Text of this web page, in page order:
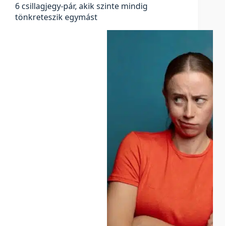
6 csillagjegy-pár, akik szinte mindig
tönkreteszik egymást